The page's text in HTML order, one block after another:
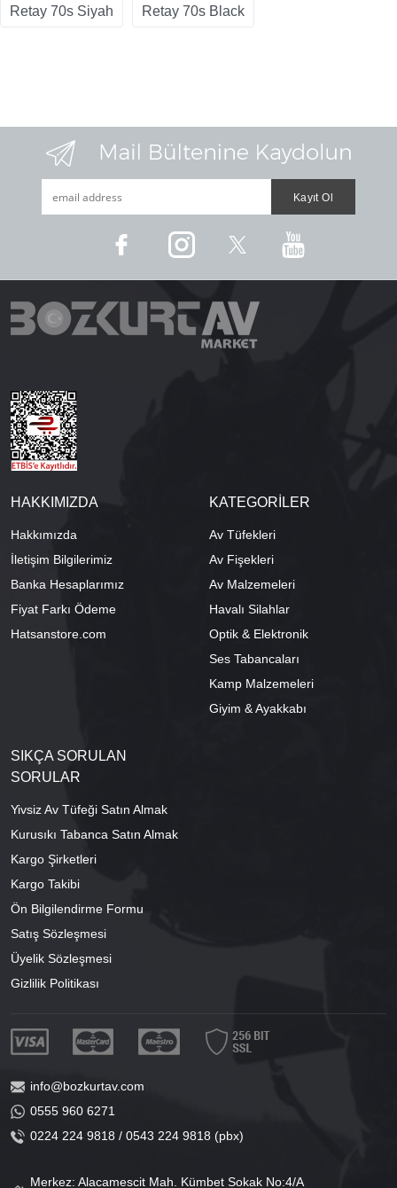
Retay 70s Siyah Retay 70s Black
HAKKIMIZDA
Hakkımızda
İletişim Bilgilerimiz
Banka Hesaplarımız
Fiyat Farkı Ödeme
Hatsanstore.com
KATEGORİLER
Av Tüfekleri
Av Fişekleri
Av Malzemeleri
Havalı Silahlar
Optik & Elektronik
Ses Tabancaları
Kamp Malzemeleri
Giyim & Ayakkabı
SIKÇA SORULAN
SORULAR
Yivsiz Av Tüfeği Satın Almak
Kurusıkı Tabanca Satın Almak
Kargo Şirketleri
Kargo Takibi
Ön Bilgilendirme Formu
Satış Sözleşmesi
Üyelik Sözleşmesi
Gizlilik Politikası
info@bozkurtav.com
0555 960 6271
0224 224 9818 / 0543 224 9818 (pbx)
Merkez: Alacamescit Mah. Kümbet Sokak No:4/A